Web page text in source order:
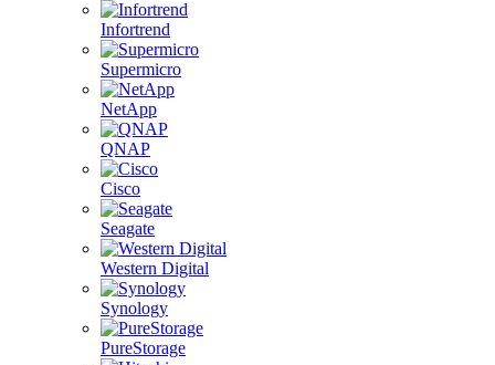
Infortrend
Supermicro
NetApp
QNAP
Cisco
Seagate
Western Digital
Synology
PureStorage